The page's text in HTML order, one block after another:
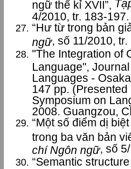
ngữ thế kỉ XVII”,
4/2010, tr. 183-197.
“Hư từ trong bản
ngữ, số 11/2010, tr.
"The Integration of
Language",
Languages -
147 pp.
Symposium on
2008. Guangzou,
“Một số điểm dị
trong ba văn bản
chí Ngôn ngữ, số
“Semantic